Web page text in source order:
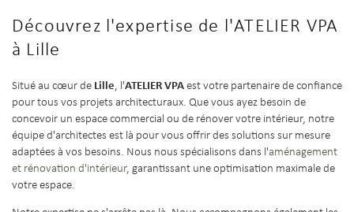
Découvrez l'expertise de l'ATELIER VPA
à Lille
Situé au cœur de Lille, l'ATELIER VPAest votre partenaire de confiance
pour tous vos projets architecturaux. Que vous ayez besoin de
concevoir un espace commercial ou de rénover votre intérieur, notre
équipe d'architectes est là pour vous offrir des solutions sur mesure
adaptées à vos besoins. Nous nous spécialisons dans l'aménagement
et rénovation d'intérieur, garantissant une optimisation maximale de
votre espace.